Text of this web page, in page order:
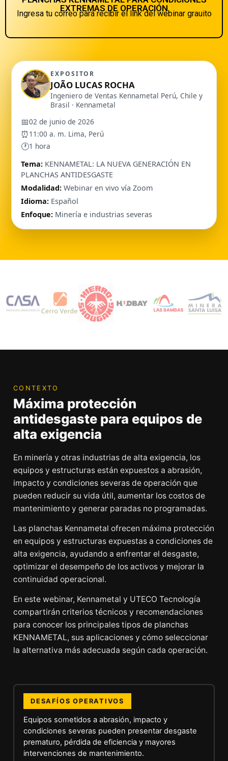
EXTREMAS DE OPERACIÓN
Ingresa tu correo para recibir el link del webinar grauito
EXPOSITOR
JOÃO LUCAS ROCHA
Ingeniero de Ventas Kennametal Perú, Chile y
Brasil · Kennametal
📅02 de junio de 2026
⏰ 11:00 a. m. Lima, Perú
🕐1 hora
Tema: KENNAMETAL: LA NUEVA GENERACIÓN EN
PLANCHAS ANTIDESGASTE
Modalidad: Webinar en vivo vía Zoom
Idioma: Español
Enfoque: Minería e industrias severas
CONTEXTO
Máxima protección
antidesgaste para equipos de
alta exigencia
En minería y otras industrias de alta exigencia, los
equipos y estructuras están expuestos a abrasión,
impacto y condiciones severas de operación que
pueden reducir su vida útil, aumentar los costos de
mantenimiento y generar paradas no programadas.
Las planchas Kennametal ofrecen máxima protección
en equipos y estructuras expuestas a condiciones de
alta exigencia, ayudando a enfrentar el desgaste,
optimizar el desempeño de los activos y mejorar la
continuidad operacional.
En este webinar, Kennametal y UTECO Tecnología
compartirán criterios técnicos y recomendaciones
para conocer los principales tipos de planchas
KENNAMETAL, sus aplicaciones y cómo seleccionar
la alternativa más adecuada según cada operación.
DESAFÍOS OPERATIVOS
Equipos sometidos a abrasión, impacto y
condiciones severas pueden presentar desgaste
prematuro, pérdida de eficiencia y mayores
intervenciones de mantenimiento.